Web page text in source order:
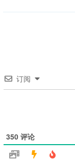
订阅
350 评论